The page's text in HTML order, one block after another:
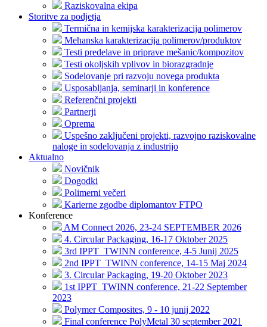
Raziskovalna ekipa
Storitve za podjetja
Termična in kemijska karakterizacija polimerov
Mehanska karakterizacija polimerov/produktov
Testi predelave in priprave mešanic/kompozitov
Testi okoljskih vplivov in biorazgradnje
Sodelovanje pri razvoju novega produkta
Usposabljanja, seminarji in konference
Referenčni projekti
Partnerji
Oprema
Uspešno zaključeni projekti, razvojno raziskovalne
naloge in sodelovanja z industrijo
Aktualno
Novičnik
Dogodki
Polimerni večeri
Karierne zgodbe diplomantov FTPO
Konference
AM Connect 2026, 23-24 SEPTEMBER 2026
4. Circular Packaging, 16-17 Oktober 2025
3rd IPPT_TWINN conference, 4-5 Junij 2025
2nd IPPT_TWINN conference, 14-15 Maj 2024
3. Circular Packaging, 19-20 Oktober 2023
1st IPPT_TWINN conference, 21-22 September
2023
Polymer Composites, 9 - 10 junij 2022
Final conference PolyMetal 30 september 2021